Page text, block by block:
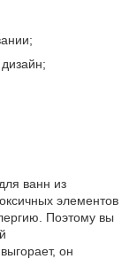
ванн из
элементов
Поэтому вы
он